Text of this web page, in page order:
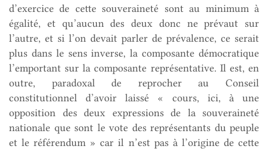
d’exercice de cette souveraineté sont au minimum à
égalité, et qu’aucun des deux donc ne prévaut sur
l’autre, et si l’on devait parler de prévalence, ce serait
plus dans le sens inverse, la composante démocratique
l’emportant sur la composante représentative. Il est, en
outre, paradoxal de reprocher au Conseil
constitutionnel d’avoir laissé « cours, ici, à une
opposition des deux expressions de la souveraineté
nationale que sont le vote des représentants du peuple
et le référendum » car il n’est pas à l’origine de cette